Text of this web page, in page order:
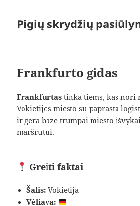
Pigių skrydžių
Frankfurto gidas
Frankfurtas tinka tiems, kas nori
Vokietijos miesto su paprasta
ir gera baze trumpai miesto
maršrutui.
Greiti faktai
Šalis: Vokietija
Vėliava: